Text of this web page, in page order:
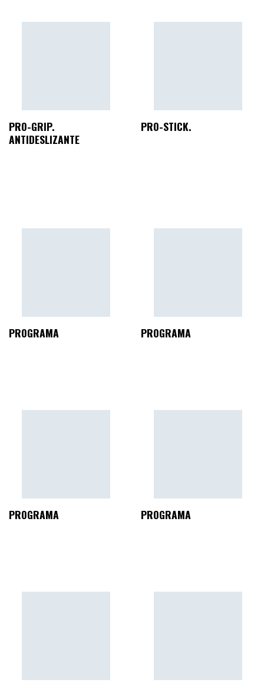
PRO-GRIP.
ANTIDESLIZANTE
PRO-STICK.
PROGRAMA PROGRAMA
PROGRAMA PROGRAMA